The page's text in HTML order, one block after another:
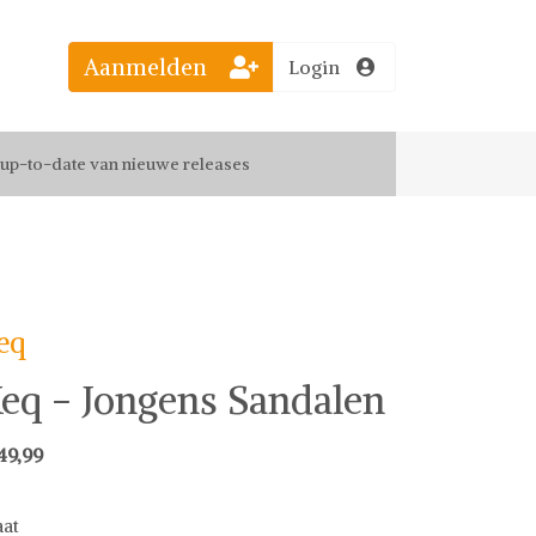
jouw favoriete looks
to-date van nieuwe releases
Aanmelden Login
- Jongens Sandalen